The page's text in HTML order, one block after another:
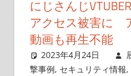
にじさんじ
アクセス被害に
動画も再生不能
2023年4月24日
撃事例, セキュリティ情報,